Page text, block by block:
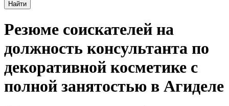
Найти
Резюме соискателей на
должность консультанта по
декоративной косметике с
полной занятостью в Агиделе